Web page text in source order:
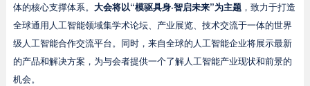
体的核心支撑体系。 大会将以“模驱具身·智启未来”为主题，致力于打造
全球通用人工智能领域集学术论坛、产业展览、技术交流于一体的世界
级人工智能合作交流平台。同时，来自全球的人工智能企业将展示最新
的产品和解决方案，为与会者提供一个了解人工智能产业现状和前景的
机会。